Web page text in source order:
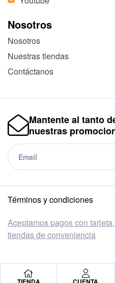
Nosotros
Nosotros
Nuestras tiendas
Contáctanos
Mantente al tanto
nuestras
Términos y condiciones
Aceptamos pagos con
tiendas de conveniencia